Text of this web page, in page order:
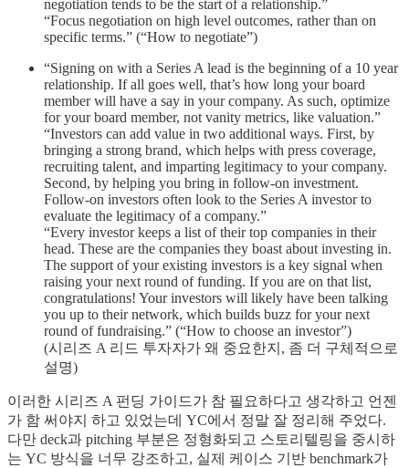
negotiation tends to be the start of a relationship.”
“Focus negotiation on high level outcomes, rather than on
specific terms.” (“How to negotiate”)
“Signing on with a Series A lead is the beginning of a 10 year
relationship. If all goes well, that’s how long your board
member will have a say in your company. As such, optimize
for your board member, not vanity metrics, like valuation.”
“Investors can add value in two additional ways. First, by
bringing a strong brand, which helps with press coverage,
recruiting talent, and imparting legitimacy to your company.
Second, by helping you bring in follow-on investment.
Follow-on investors often look to the Series A investor to
evaluate the legitimacy of a company.”
“Every investor keeps a list of their top companies in their
head. These are the companies they boast about investing in.
The support of your existing investors is a key signal when
raising your next round of funding. If you are on that list,
congratulations! Your investors will likely have been talking
you up to their network, which builds buzz for your next
round of fundraising.” (“How to choose an investor”)
(시리즈 A 리드 투자자가 왜 중요한지, 좀 더 구체적으로
설명)
이러한 시리즈 A 펀딩 가이드가 참 필요하다고 생각하고 언젠
가 함 써야지 하고 있었는데 YC에서 정말 잘 정리해 주었다.
다만 deck과 pitching 부분은 정형화되고 스토리텔링을 중시하
는 YC 방식을 너무 강조하고, 실제 케이스 기반 benchmark가